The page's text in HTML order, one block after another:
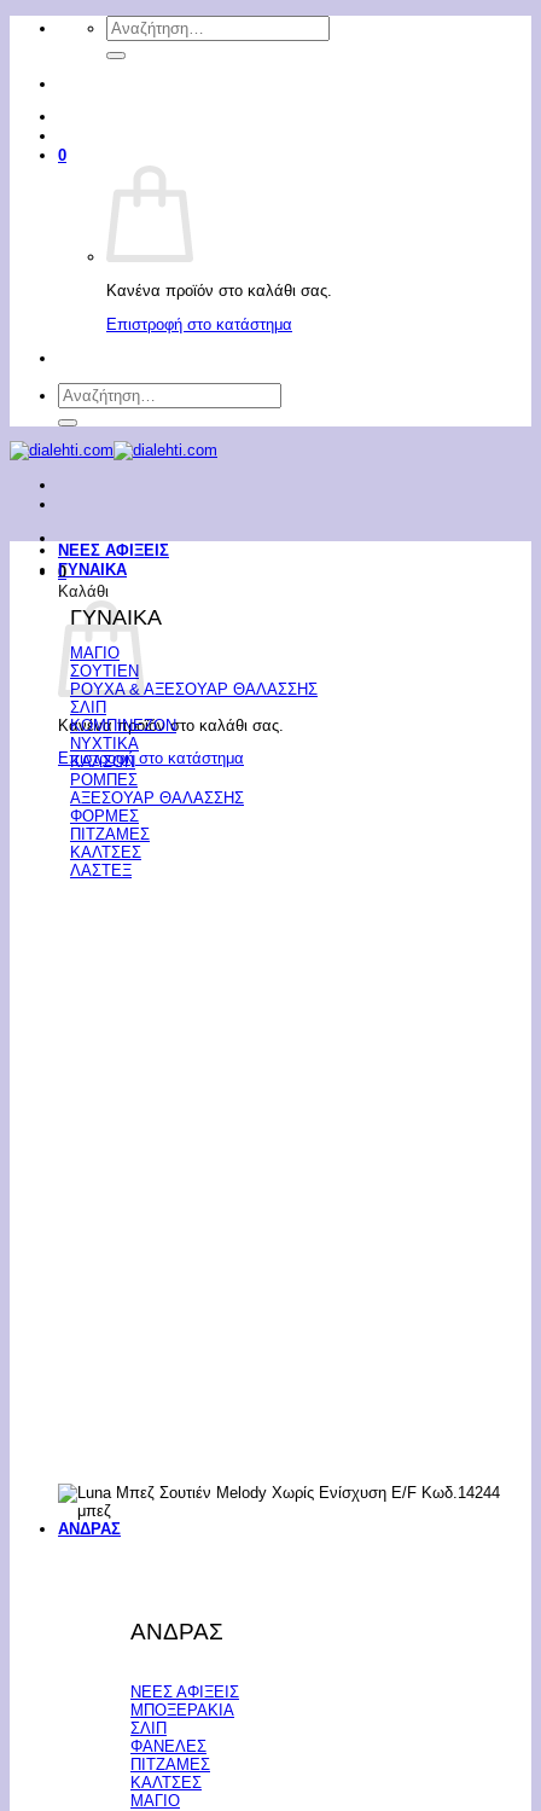
Μετάβαση
Αναζήτηση
για:
0
Κανένα προϊόν στο καλάθι σας.
Επιστροφή στο κατάστημα
Αναζήτηση
για:
0
Καλάθι
Κανένα προϊόν στο καλάθι σας.
Επιστροφή στο κατάστημα
ΝΕΕΣ ΑΦΙΞΕΙΣ
ΓΥΝΑΙΚΑ
ΓΥΝΑΙΚΑ
ΜΑΓΙΟ
ΣΟΥΤΙΕΝ
ΡΟΥΧΑ & ΑΞΕΣΟΥΑΡ ΘΑΛΑΣΣΗΣ
ΣΛΙΠ
ΚΟΜΠΙΝΕΖΟΝ
ΝΥΧΤΙΚΑ
ΚΑΛΣΟΝ
ΡΟΜΠΕΣ
ΑΞΕΣΟΥΑΡ ΘΑΛΑΣΣΗΣ
ΦΟΡΜΕΣ
ΠΙΤΖΑΜΕΣ
ΚΑΛΤΣΕΣ
ΛΑΣΤΕΞ
ΑΝΔΡΑΣ
ΑΝΔΡΑΣ
ΝΕΕΣ ΑΦΙΞΕΙΣ
ΜΠΟΞΕΡΑΚΙΑ
ΣΛΙΠ
ΦΑΝΕΛΕΣ
ΠΙΤΖΑΜΕΣ
ΚΑΛΤΣΕΣ
ΜΑΓΙΟ